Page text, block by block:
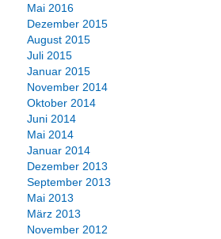
Mai 2016
Dezember 2015
August 2015
Juli 2015
Januar 2015
November 2014
Oktober 2014
Juni 2014
Mai 2014
Januar 2014
Dezember 2013
September 2013
Mai 2013
März 2013
November 2012